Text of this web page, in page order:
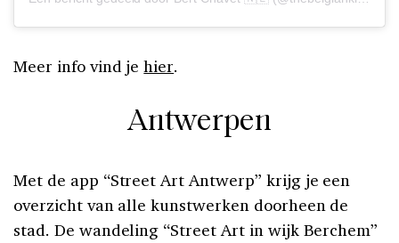
Meer info vind jehier.
Antwerpen
Met de app “Street Art Antwerp” krijg je een
overzicht van alle kunstwerken doorheen de
stad. De wandeling “Street Art in wijk Berchem”